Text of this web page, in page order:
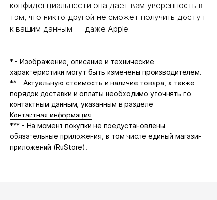
конфиденциальности она дает вам уверенность в
том, что никто другой не сможет получить доступ
к вашим данным — даже Apple.
* - Изображение, описание и технические
характеристики могут быть изменены производителем.
** - Актуальную стоимость и наличие товара, а также
порядок доставки и оплаты необходимо уточнять по
контактным данным, указанным в разделе
Контактная информация.
*** - На момент покупки не предустановлены
обязательные приложения, в том числе единый магазин
приложений (RuStore).